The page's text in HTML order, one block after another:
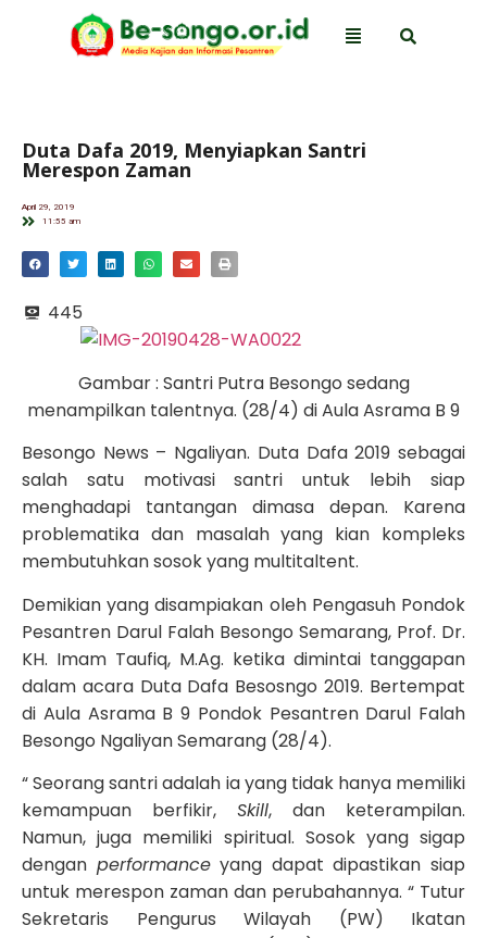
Duta Dafa 2019, Menyiapkan Santri
Merespon Zaman
April 29, 2019
11:55 am
445
Gambar : Santri Putra Besongo sedang
menampilkan talentnya. (28/4) di Aula Asrama B 9
Besongo News – Ngaliyan. Duta Dafa 2019 sebagai
salah satu motivasi santri untuk lebih siap
menghadapi tantangan dimasa depan. Karena
problematika dan masalah yang kian kompleks
membutuhkan sosok yang multitaltent.
Demikian yang disampiakan oleh Pengasuh Pondok
Pesantren Darul Falah Besongo Semarang, Prof. Dr.
KH. Imam Taufiq, M.Ag. ketika dimintai tanggapan
dalam acara Duta Dafa Besosngo 2019. Bertempat
di Aula Asrama B 9 Pondok Pesantren Darul Falah
Besongo Ngaliyan Semarang (28/4).
“ Seorang santri adalah ia yang tidak hanya memiliki
kemampuan berfikir, Skill, dan keterampilan.
Namun, juga memiliki spiritual. Sosok yang sigap
dengan performanceyang dapat dipastikan siap
untuk merespon zaman dan perubahannya. “ Tutur
Sekretaris Pengurus Wilayah (PW) Ikatan